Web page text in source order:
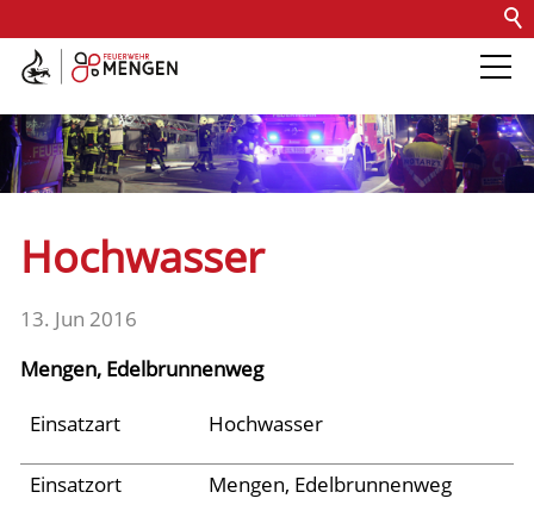
Kontakt Impressum
Barrierefreiheit
Die Feuerwehr
Fachdienste
Fahrzeuge
Einsätze
Archiv 2025
Hochwasser
13. Jun 2016
Mengen, Edelbrunnenweg
Einsatzart
Hochwasser
Einsatzort Mengen, Edelbrunnenweg